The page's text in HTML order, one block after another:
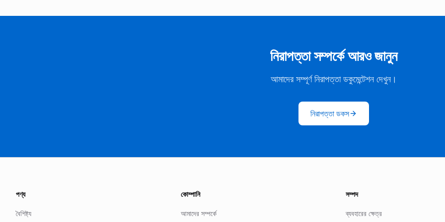
নিরাপত্তা সম্পর্কে আরও জানুন
আমাদের সম্পূর্ণ নিরাপত্তা ডকুমেন্টেশন দেখুন।
নিরাপত্তা ডকস
পণ্য
বৈশিষ্ট্য
কোম্পানি
আমাদের সম্পর্কে
সম্পদ
ব্যবহারের ক্ষেত্র